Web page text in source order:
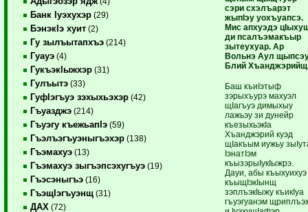
Банк Iуэхухэр (29)
БэнэкIэ хуит (2)
Гу зылъытапхъэ (214)
Гуауэ (4)
ГукъэкIыжхэр (31)
Гулъытэ (33)
ГуфIэгъуэ зэхыхьэхэр (42)
Гъуазджэ (214)
Гъуэгу къежьапIэ (59)
Гъэлъэгъуэныгъэхэр (138)
Гъэмахуэ (13)
Гъэмахуэ зыгъэпсэхугъуэ (19)
Гъэсэныгъэ (16)
ГъэщIэгъуэнщ (31)
ДАХ (72)
сэри схэлъарэт
жыпIэу уохъуапсэ.
Мис апхуэдэ
ди псалъэмакъыр
зытеухуар. Ар
Вольнэ Аул
Блий
Баш къиIэтыф
зэрыхъурэ махуэл
щIагъуэ димыхыу
лажьэу зи дунейр
къезыхьэкIа
Хъанджэрий куэд
щIакъым иужьу
IэнатIэм
къызэрыIукIыжрэ.
Дауи, абы къыхуихуэ
къыщIэкIынщ
зэплъэкIыжу къикIуа
гъуэгуанэм